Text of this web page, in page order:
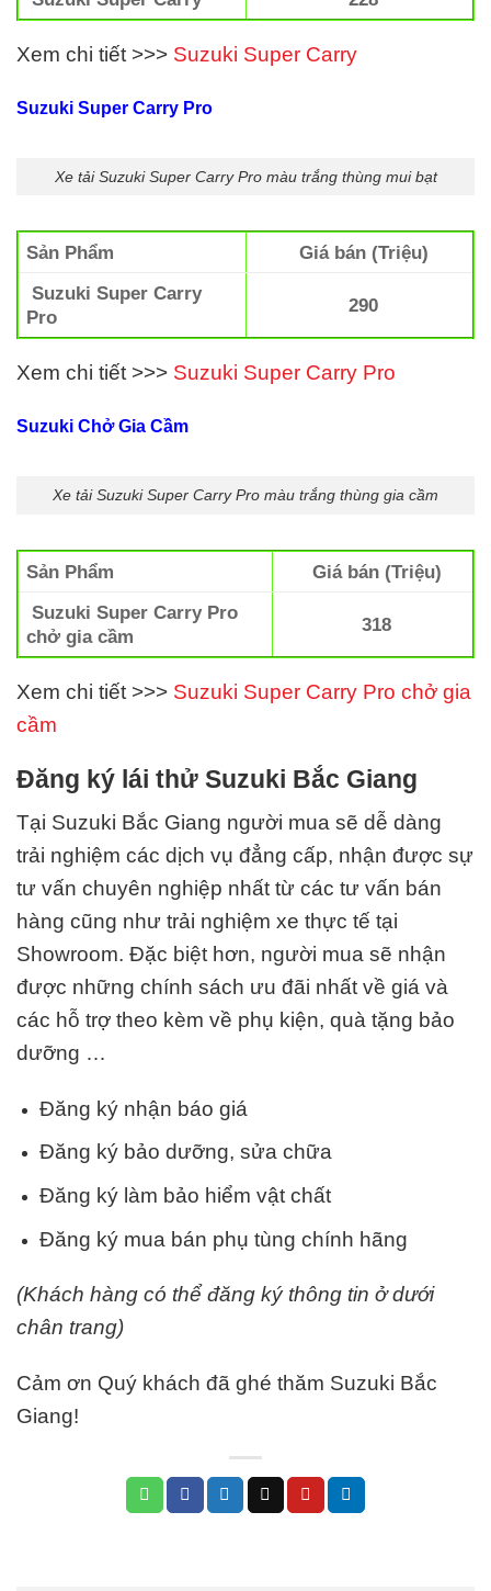
Xem chi tiết >>> Suzuki Super Carry
Suzuki Super Carry Pro
Xe tải Suzuki Super Carry Pro màu trắng thùng mui bạt
Sản Phẩm
Giá bán (Triệu)
Suzuki Super Carry
Pro
290
Xem chi tiết >>> Suzuki Super Carry Pro
Suzuki Chở Gia Cầm
Xe tải Suzuki Super Carry Pro màu trắng thùng gia cầm
Sản Phẩm
Giá bán (Triệu)
Suzuki Super Carry Pro
chở gia cầm
318
Xem chi tiết >>> Suzuki Super Carry Pro chở gia
cầm
Đăng ký lái thử Suzuki Bắc Giang
Tại Suzuki Bắc Giang người mua sẽ dễ dàng
trải nghiệm các dịch vụ đẳng cấp, nhận được sự
tư vấn chuyên nghiệp nhất từ các tư vấn bán
hàng cũng như trải nghiệm xe thực tế tại
Showroom. Đặc biệt hơn, người mua sẽ nhận
được những chính sách ưu đãi nhất về giá và
các hỗ trợ theo kèm về phụ kiện, quà tặng bảo
dưỡng …
Đăng ký nhận báo giá
Đăng ký bảo dưỡng, sửa chữa
Đăng ký làm bảo hiểm vật chất
Đăng ký mua bán phụ tùng chính hãng
(Khách hàng có thể đăng ký thông tin ở dưới
chân trang)
Cảm ơn Quý khách đã ghé thăm Suzuki Bắc
Giang!